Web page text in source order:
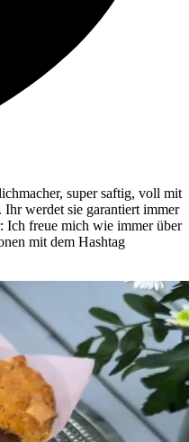
super saftig, voll mit
werdet sie garantiert immer
freue mich wie immer über
mit dem Hashtag